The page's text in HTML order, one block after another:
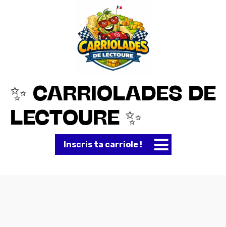
✨ CARRIOLADES DE
LECTOURE ✨
Inscris ta carriole !